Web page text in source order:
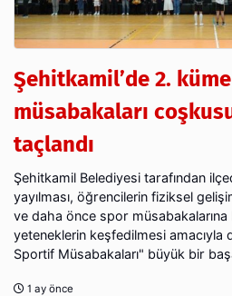
Şehitkamil’de 2.
müsabakaları
taçlandı
Şehitkamil Belediyesi tarafından
yayılması, öğrencilerin fiziksel
ve daha önce spor müsabakalarına
yeteneklerin keşfedilmesi amacıyla
Sportif Müsabakaları" büyük bir
1 ay önce